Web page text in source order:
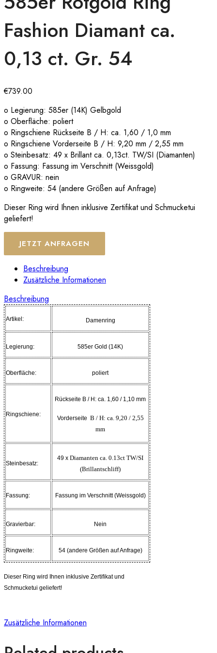
Fashion Diamant ca.
0,13 ct. Gr. 54
€739.00
o Legierung: 585er (14K) Gelbgold
o Oberfläche: poliert
o Ringschiene Rückseite B / H: ca. 1,60 / 1,0 mm
o Ringschiene Vorderseite B / H: 9,20 mm / 2,55 mm
o Steinbesatz: 49 x Brillant ca. 0,13ct. TW/SI (Diamanten)
o Fassung: Fassung im Verschnitt (Weissgold)
o GRAVUR: nein
o Ringweite: 54 (andere Größen auf Anfrage)
Dieser Ring wird Ihnen inklusive Zertifikat und Schmucketui
geliefert!
JETZT ANFRAGEN
Beschreibung
Zusätzliche Informationen
Beschreibung
Artikel: Damenring
Legierung: 585er Gold (14K)
Oberfläche: poliert
Ringschiene:
Rückseite B / H: ca. 1,60 / 1,10 mm
Vorderseite B / H: ca. 9,20 / 2,55
mm
Steinbesatz:
49 x Diamanten ca. 0.13ct TW/SI
(Brillantschliff)
Fassung: Fassung im Verschnitt (Weissgold)
Gravierbar: Nein
Ringweite: 54 (andere Größen auf Anfrage)
Dieser Ring wird Ihnen inklusive Zertifikat und
Schmucketui geliefert!
Zusätzliche Informationen